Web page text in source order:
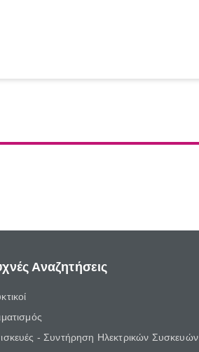
Αναζητήσεις
- Συντήρηση Ηλεκτρικών Συσκευών